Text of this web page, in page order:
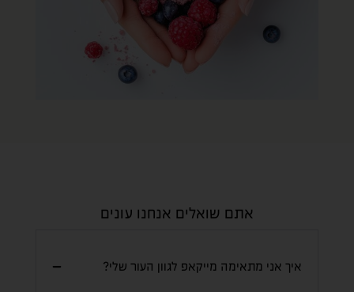
אתם שואלים אנחנו עונים
איך אני מתאימה מייקאפ לגוון העור שלי?